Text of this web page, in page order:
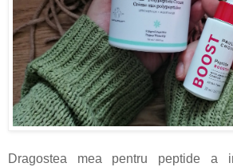
Dragostea mea pentru peptide a